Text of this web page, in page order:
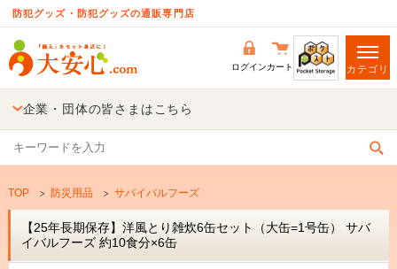
防犯グッズ・防犯グッズの通販専門店
ログインカート カテゴリ
企業・団体の皆さまはこちら
TOP 防災用品 サバイバルフーズ
【25年長期保存】洋風とり雑炊6缶セット（大缶=1号缶） サバ
イバルフーズ 約10食分×6缶